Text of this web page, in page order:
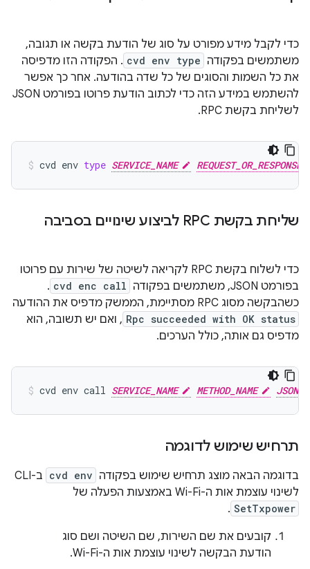
כדי לקבל מידע מפורט על סוג של הודעת בקשה או תגובה,
משתמשים בפקודה cvd env type . הפקודה הזו מדפיסה
את כל השמות והסוגים של כל שדה בהודעה. אחר כך אפשר
להשתמש במידע הזה כדי לכתוב הודעת פרוטו בפורמט JSON
לשליחת בקשת RPC.
cvd env type SERVICE_NAME
שליחת בקשת RPC לביצוע שינויים בסביבה
כדי לשלוח בקשת RPC לקריאה לשיטה של שירות עם פרוטו
בפורמט JSON, משתמשים בפקודה
cvd enc call
.
כשהבקשה מסוג RPC מסתיימת, הממשק מדפיס את ההודעה
Rpc succeeded with OK status , ואם יש תשובה, הוא
מדפיס גם אותה, כולל הערכים.
cvd env call SERVICE_NAME METHOD_NAME
תרחיש שימוש לדוגמה
בדוגמה הבאה מוצג תרחיש שימוש בפקודה cvd env
ב-CLI
לשינוי עוצמת אות ה-Wi-Fi באמצעות הפעלה של
SetTxpower
.
קובעים את שם השירות, שם השיטה ושם סוג
הודעת הבקשה לשינוי עוצמת אות ה-Wi-Fi.